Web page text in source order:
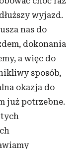
wyjazd.
nas do
dokonania
a więc do
sposób,
okazja do
już potrzebne.
tych